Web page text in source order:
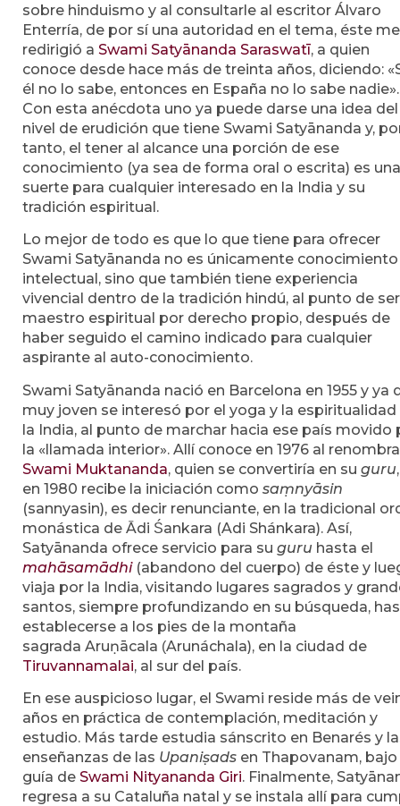
sobre hinduismo y al consultarle al escritor Álvaro
Enterría, de por sí una autoridad en el tema, éste me
redirigió a Swami Satyānanda Saraswatī, a quien
conoce desde hace más de treinta años, diciendo:
él no lo sabe, entonces en España no lo sabe nadie».
Con esta anécdota uno ya puede darse una idea del
nivel de erudición que tiene Swami Satyānanda y,
tanto, el tener al alcance una porción de ese
conocimiento (ya sea de forma oral o escrita) es una
suerte para cualquier interesado en la India y su
tradición espiritual.
Lo mejor de todo es que lo que tiene para ofrecer
Swami Satyānanda no es únicamente conocimiento
intelectual, sino que también tiene experiencia
vivencial dentro de la tradición hindú, al punto de
maestro espiritual por derecho propio, después de
haber seguido el camino indicado para cualquier
aspirante al auto-conocimiento.
Swami Satyānanda nació en Barcelona en 1955 y ya
muy joven se interesó por el yoga y la espiritualidad
la India, al punto de marchar hacia ese país movido
la «llamada interior». Allí conoce en 1976 al
Swami Muktananda, quien se convertiría en su guru
en 1980 recibe la iniciación como saṃnyāsin
(sannyasin), es decir renunciante, en la tradicional
monástica de Ādi Śankara (Adi Shánkara). Así,
Satyānanda ofrece servicio para su guru hasta el
mahāsamādhi(abandono del cuerpo) de éste y
viaja por la India, visitando lugares sagrados y
santos, siempre profundizando en su búsqueda,
establecerse a los pies de la montaña
sagrada Aruṇācala (Arunáchala), en la ciudad de
Tiruvannamalai, al sur del país.
En ese auspicioso lugar, el Swami reside más de
años en práctica de contemplación, meditación y
estudio. Más tarde estudia sánscrito en Benarés y
enseñanzas de las Upaniṣads en Thapovanam, bajo
guía de Swami Nityananda Giri. Finalmente,
regresa a su Cataluña natal y se instala allí para